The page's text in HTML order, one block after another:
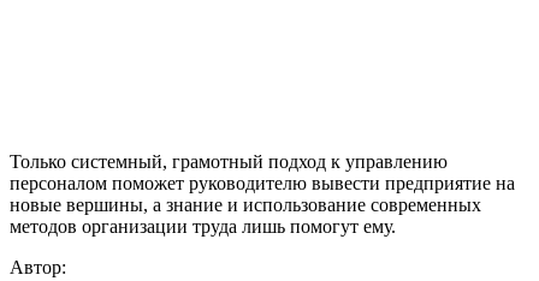
Только системный, грамотный подход к управлению
персоналом поможет руководителю вывести предприятие на
новые вершины, а знание и использование современных
методов организации труда лишь помогут ему.
Автор: